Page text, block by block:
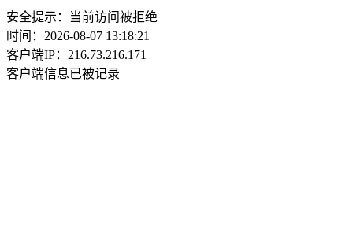
安全提示：当前访问被拒绝
时间：2026-08-07 13:18:21
客户端IP：216.73.216.171
客户端信息已被记录